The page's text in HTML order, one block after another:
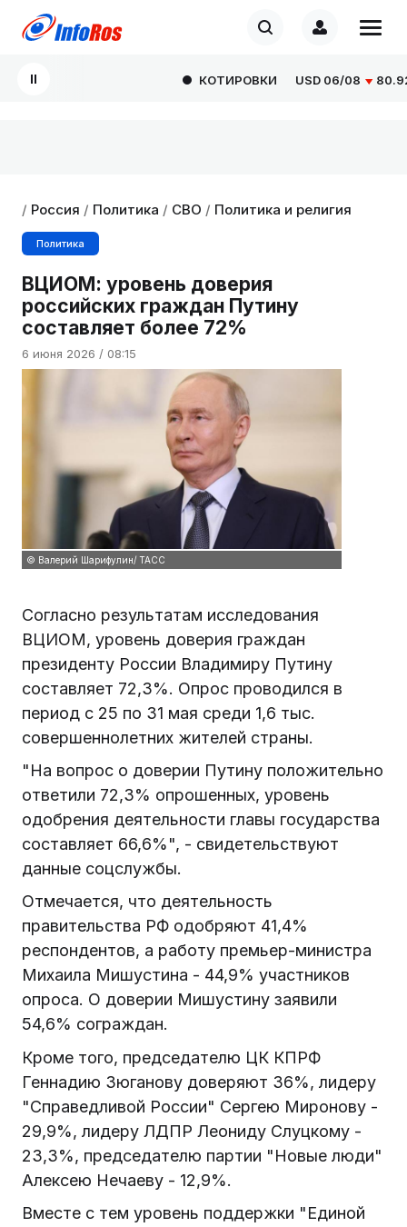
КОТИРОВКИ USD06/08 80.9293
/ Россия / Политика / СВО / Политика и религия
Политика
ВЦИОМ: уровень доверия
российских граждан Путину
составляет более 72%
6 июня 2026 / 08:15
© Валерий Шарифулин/ ТАСС
Согласно результатам исследования
ВЦИОМ, уровень доверия граждан
президенту России Владимиру Путину
составляет 72,3%. Опрос проводился в
период с 25 по 31 мая среди 1,6 тыс.
совершеннолетних жителей страны.
"На вопрос о доверии Путину положительно
ответили 72,3% опрошенных, уровень
одобрения деятельности главы государства
составляет 66,6%", - свидетельствуют
данные соцслужбы.
Отмечается, что деятельность
правительства РФ одобряют 41,4%
респондентов, а работу премьер-министра
Михаила Мишустина - 44,9% участников
опроса. О доверии Мишустину заявили
54,6% сограждан.
Кроме того, председателю ЦК КПРФ
Геннадию Зюганову доверяют 36%, лидеру
"Справедливой России" Сергею Миронову -
29,9%, лидеру ЛДПР Леониду Слуцкому -
23,3%, председателю партии "Новые люди"
Алексею Нечаеву - 12,9%.
Вместе с тем уровень поддержки "Единой